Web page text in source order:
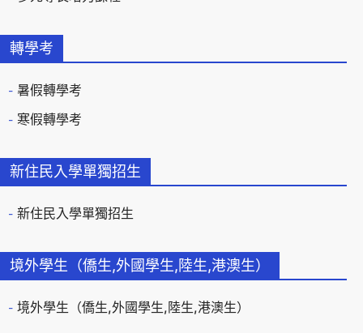
轉學考
暑假轉學考
寒假轉學考
新住民入學單獨招生
新住民入學單獨招生
境外學生（僑生,外國學生,陸生,港澳生）
境外學生（僑生,外國學生,陸生,港澳生）